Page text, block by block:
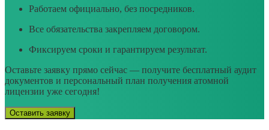
Работаем официально, без посредников.
Все обязательства закрепляем договором.
Фиксируем сроки и гарантируем результат.
Оставьте заявку прямо сейчас — получите бесплатный аудит
документов и персональный план получения атомной
лицензии уже сегодня!
Оставить заявку